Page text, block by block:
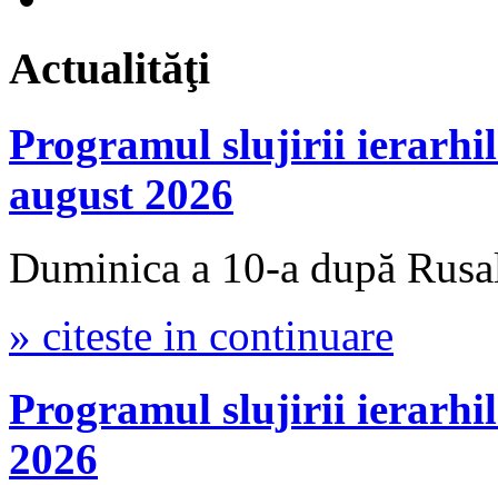
Actualităţi
Programul slujirii
august 2026
Duminica a 10-a după
» citeste in continuare
Programul slujirii
2026